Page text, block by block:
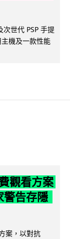
世代 PSP 手提
機及一款性能
觀看方案
警告存隱
案，以對抗